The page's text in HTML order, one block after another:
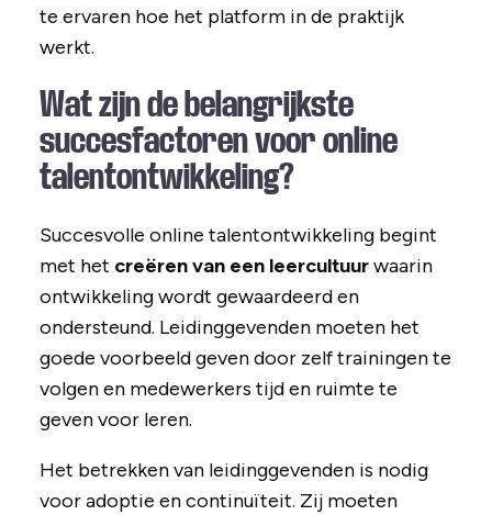
te ervaren hoe het platform in de praktijk
werkt.
Wat zijn de belangrijkste
succesfactoren voor online
talentontwikkeling?
Succesvolle online talentontwikkeling begint
met het creëren van een leercultuurwaarin
ontwikkeling wordt gewaardeerd en
ondersteund. Leidinggevenden moeten het
goede voorbeeld geven door zelf trainingen te
volgen en medewerkers tijd en ruimte te
geven voor leren.
Het betrekken van leidinggevenden is nodig
voor adoptie en continuïteit. Zij moeten